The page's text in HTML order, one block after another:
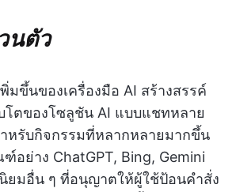
นตัว
มขึ้นของเครื่องมือ AI สร้างสรรค์
บโตของโซลูชัน AI แบบแชทหลาย
หรับกิจกรรมที่หลากหลายมากขึ้น
อย่าง ChatGPT, Bing, Gemini
ยมอื่น ๆ ที่อนุญาตให้ผู้ใช้ป้อนคำสั่ง